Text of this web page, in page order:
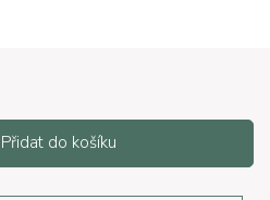
Přidat do košíku